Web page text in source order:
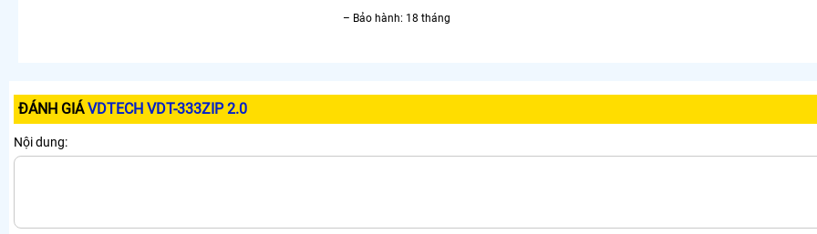
– Bảo hành: 18 tháng
ĐÁNH GIÁVDTECH VDT-333ZIP 2.0
Nội dung: